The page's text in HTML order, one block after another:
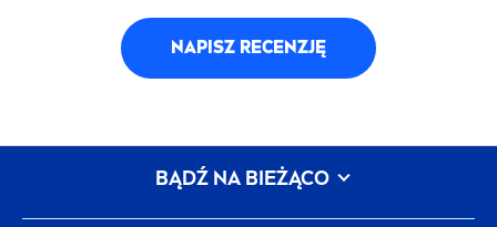
NAPISZ RECENZJĘ
BĄDŹ NA BIEŻĄCO